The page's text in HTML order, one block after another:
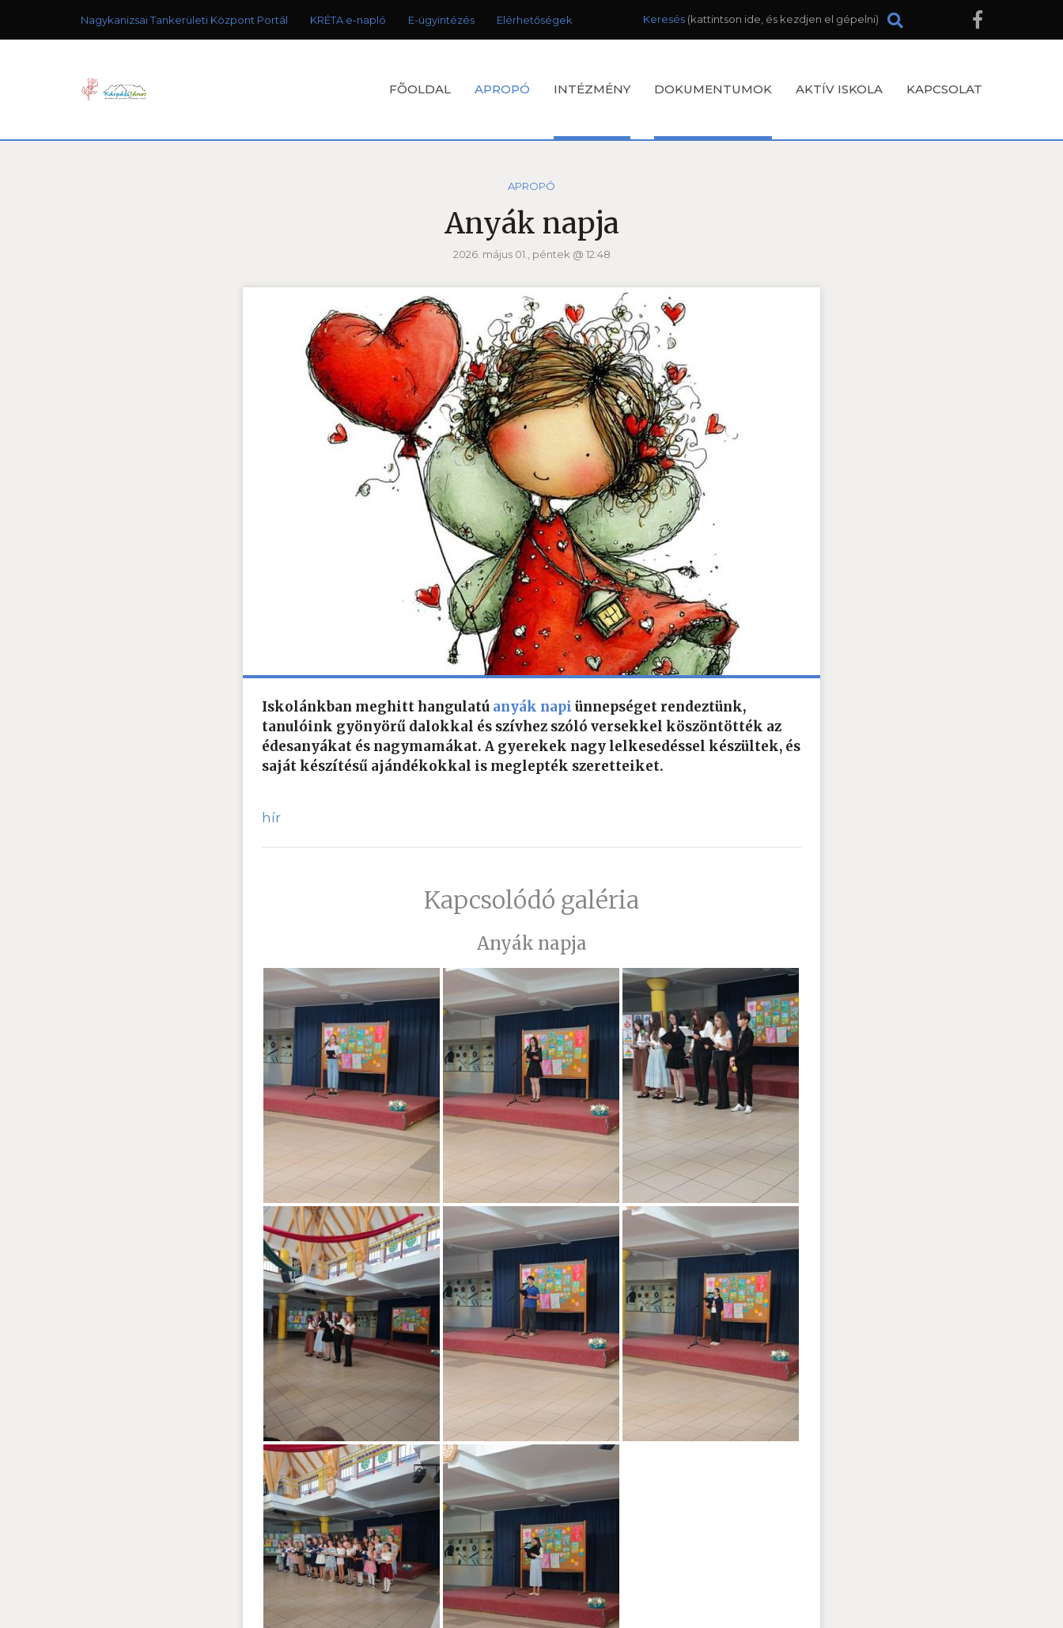
Nagykanizsai Tankerületi Központ Portál KRÉTA e-napló E-ügyintézés Elérhetőségek Keresés
FÕOLDAL APROPÓ INTÉZMÉNY DOKUMENTUMOK AKTÍV ISKOLA KAPCSOLAT
APROPÓ
Anyák napja
2026. május 01., péntek @ 12:48
Iskolánkban meghitt hangulatú anyák napi ünnepséget rendeztünk,
tanulóink gyönyörű dalokkal és szívhez szóló versekkel köszöntötték az
édesanyákat és nagymamákat. A gyerekek nagy lelkesedéssel készültek, és
saját készítésű ajándékokkal is meglepték szeretteiket.
hír
Kapcsolódó galéria
Anyák napja